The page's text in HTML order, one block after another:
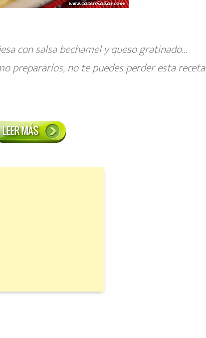
con salsa bechamel y queso gratinado…
prepararlos, no te puedes perder esta receta